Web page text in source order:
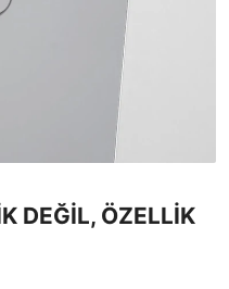
DEĞİL, ÖZELLİK